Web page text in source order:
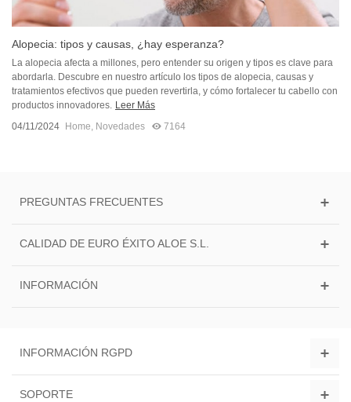
Alopecia: tipos y causas, ¿hay esperanza?
La alopecia afecta a millones, pero entender su origen y tipos es clave para
abordarla. Descubre en nuestro artículo los tipos de alopecia, causas y
tratamientos efectivos que pueden revertirla, y cómo fortalecer tu cabello con
productos innovadores. Leer Más
04/11/2024
Home, Novedades 7164
PREGUNTAS FRECUENTES
CALIDAD DE EURO ÉXITO ALOE S.L.
INFORMACIÓN
INFORMACIÓN RGPD
SOPORTE